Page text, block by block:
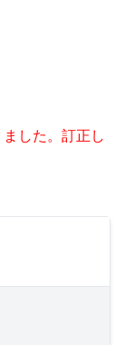
した。訂正し